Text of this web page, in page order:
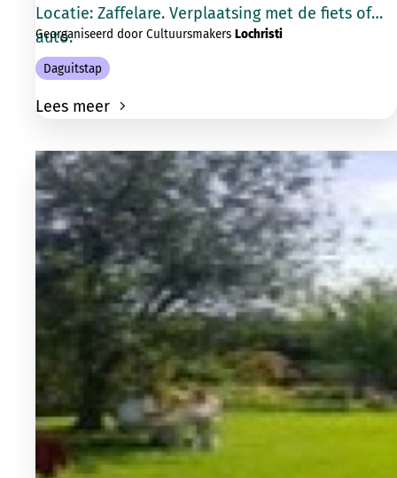
Locatie: Zaffelare. Verplaatsing met de fiets of
auto.
Georganiseerd door Cultuursmakers Lochristi
Daguitstap
Lees meer